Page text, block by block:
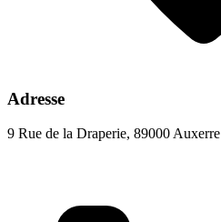
Adresse
9 Rue de la Draperie, 89000 Auxerre